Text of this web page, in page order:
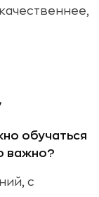
обучаться
важно?
с